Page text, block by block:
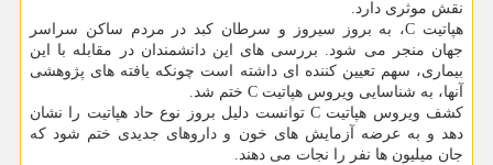
نقش موثری دارد.
هپاتیت C، به بروز سیروز و سرطان کبد در مردم ساکن سراسر
جهان منجر می شود. بررسی های این دانشمندان در مقابله با این
بیماری، سهم تعیین کننده ای داشته است چونکه یافته های پژوهشی
آنها، به شناسایی ویروس هپاتیت C ختم شد.
کشف ویروس هپاتیت C توانست دلیل بروز نوع حاد هپاتیت را نشان
دهد و به عرضه آزمایش های خون و داروهای جدیدی ختم شود که
جان میلیون ها نفر را نجات می دهند.